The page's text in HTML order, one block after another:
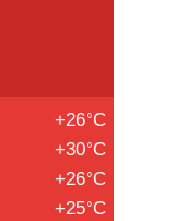
+26°C
+30°C
+26°C
+25°C